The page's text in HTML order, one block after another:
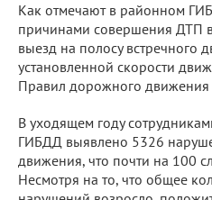
Как отмечают в районном
причинами совершения ДТП
выезд на полосу встречного
установленной скорости
Правил дорожного
В уходящем году
ГИБДД выявлено 5326
движения, что почти на 100
Несмотря на то, что общее